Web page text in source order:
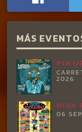
MÁS
PIN
2026
HIGH
06